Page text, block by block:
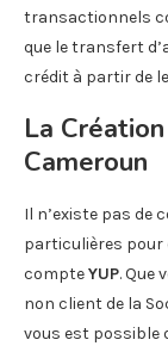
transactionnels
que le transfert
crédit à partir de
La
Cameroun
Il n’existe pas de
particulières pour
compteYUP. Que
non client de la
vous est possible